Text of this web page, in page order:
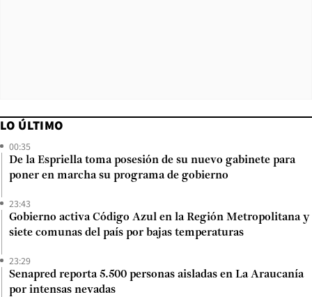
LO ÚLTIMO
00:35
De la Espriella toma posesión de su nuevo gabinete para
poner en marcha su programa de gobierno
23:43
Gobierno activa Código Azul en la Región Metropolitana y
siete comunas del país por bajas temperaturas
23:29
Senapred reporta 5.500 personas aisladas en La Araucanía
por intensas nevadas